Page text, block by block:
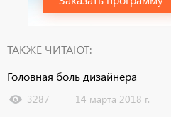
ТАКЖЕ ЧИТАЮТ:
Головная боль дизайнера
3287 14 марта 2018 г.